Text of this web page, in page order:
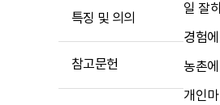
특징 및 의의
참고문헌
일 잘
경험
농촌
개인